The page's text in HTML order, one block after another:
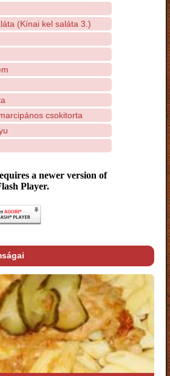
(Kínai kel saláta 3.)
csokitorta
a newer version of
Player.